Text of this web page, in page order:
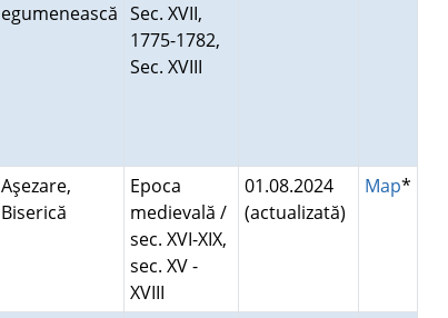
egumenească Sec. XVII,
1775-1782,
Sec. XVIII
Aşezare,
Biserică
Epoca
medievală /
sec. XVI-XIX,
sec. XV -
XVIII
01.08.2024
(actualizată)
Map*